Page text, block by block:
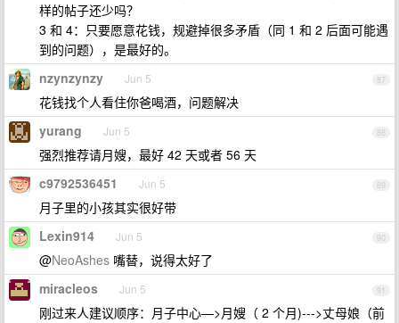
样的帖子还少吗？
3 和 4：只要愿意花钱，规避掉很多矛盾（同 1 和 2 后面可能遇
到的问题），是最好的。
87
nzynzynzy Jun 5
花钱找个人看住你爸喝酒，问题解决
88
yurang Jun 5
强烈推荐请月嫂，最好 42 天或者 56 天
89
c9792536451 Jun 5
月子里的小孩其实很好带
90
Lexin914 Jun 5
@NeoAshes 嘴替，说得太好了
91
miracleos Jun 5
刚过来人建议顺序：月子中心—>月嫂（ 2 个月)--->丈母娘（前